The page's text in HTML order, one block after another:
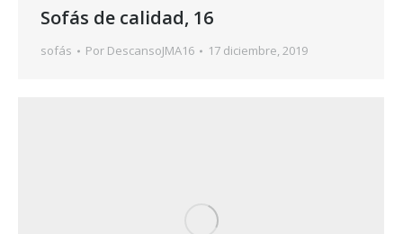
Sofás de calidad, 16
sofás Por DescansoJMA16 17 diciembre, 2019